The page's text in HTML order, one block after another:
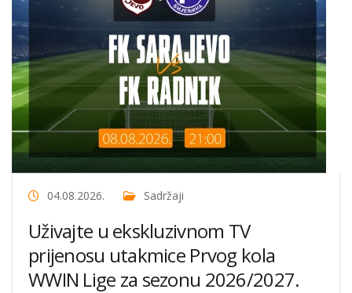
04.08.2026. Sadržaji
Uživajte u ekskluzivnom TV
prijenosu utakmice Prvog kola
WWIN Lige za sezonu 2026/2027.